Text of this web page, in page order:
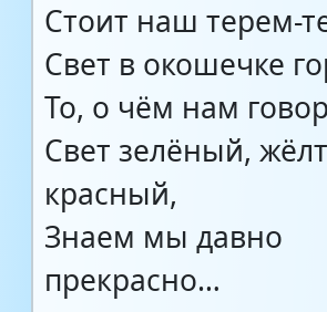
Стоит наш терем-
Свет в окошечке
То, о чём нам
Свет зелёный,
красный,
Знаем мы давно
прекрасно…